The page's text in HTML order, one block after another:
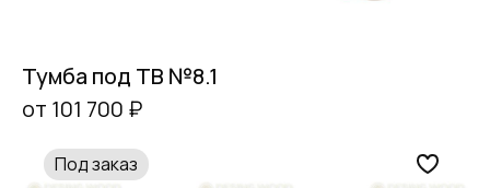
Тумба под ТВ №8.1
от 101 700 ₽
Под заказ